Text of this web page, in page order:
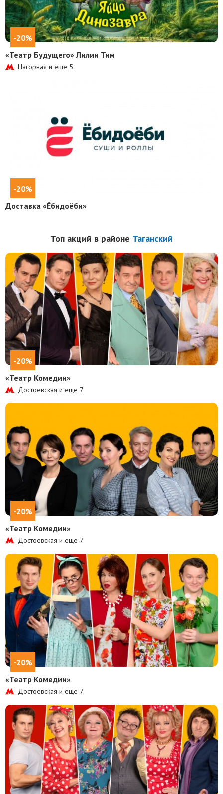
-20%
«Театр Будущего» Лилии Тим
Нагорная и еще 5
-20%
Доставка «Ёбидоёби»
Топ акций в районе Таганский
-20%
«Театр Комедии»
Достоевская и еще 7
-20%
«Театр Комедии»
Достоевская и еще 7
-20%
«Театр Комедии»
Достоевская и еще 7